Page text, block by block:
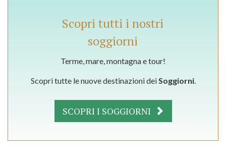
Scopri tutti i nostri
soggiorni
Terme, mare, montagna e tour!
Scopri tutte le nuove destinazioni deiSoggiorni.
SCOPRI I SOGGIORNI